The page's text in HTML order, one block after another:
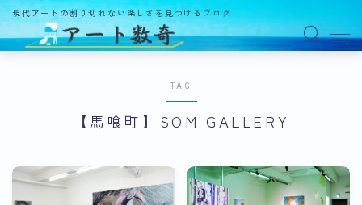
現代アートの割り切れない楽しさを見つけるブログ
ギャラリー
TAG
【馬喰町】SOM GALLERY